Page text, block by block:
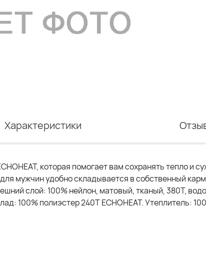
Характеристики
которая помогает вам сохранять тепло и
мужчин удобно складывается в собственный
слой: 100% нейлон, матовый, тканый, 380T,
100% полиэстер 240T ECHOHEAT. Утеплитель: